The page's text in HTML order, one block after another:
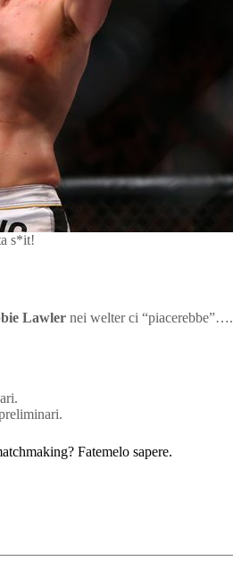
s*it!
Lawler nei welter ci “piacerebbe”….
Fatemelo sapere.